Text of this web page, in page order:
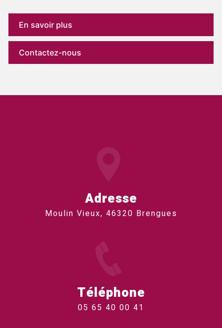
En savoir plus
Contactez-nous
Adresse
Moulin Vieux, 46320 Brengues
Téléphone
05 65 40 00 41